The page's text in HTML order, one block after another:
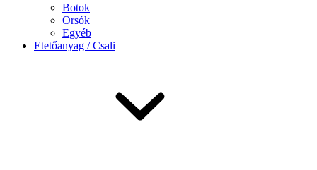
Botok
Orsók
Egyéb
Etetőanyag / Csali